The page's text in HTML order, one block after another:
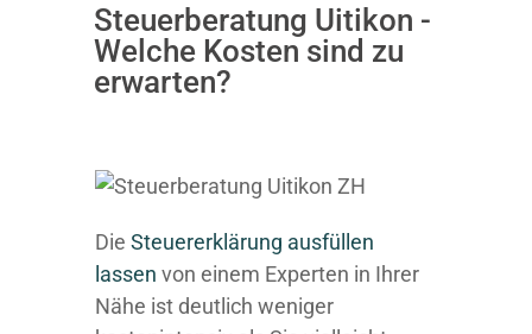
Steuerberatung Uitikon -
Welche Kosten sind zu
erwarten?
Die Steuererklärung ausfüllen
lassen von einem Experten in Ihrer
Nähe ist deutlich weniger